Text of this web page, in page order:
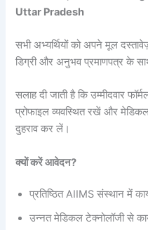
Uttar Pradesh
सभी अभ्यर्थियों को अपने मूल
डिग्री और अनुभव प्रमाणपत्र के
सलाह दी जाती है कि उम्मीदवार
प्रोफाइल व्यवस्थित रखें और मेडिकल
दुहराव कर लें।
क्यों करें आवेदन?
प्रतिष्ठित AIIMS संस्थान में
उन्नत मेडिकल टेक्नोलॉजी से